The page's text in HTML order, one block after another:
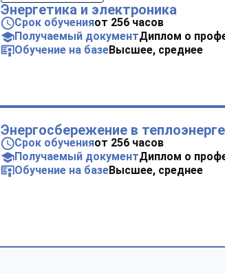
Энергетика и электроника
Срок обученияот 256 часов
Получаемый документДиплом о
Обучение на базеВысшее, среднее
Энергосбережение в
Срок обученияот 256 часов
Получаемый документДиплом о
Обучение на базеВысшее, среднее